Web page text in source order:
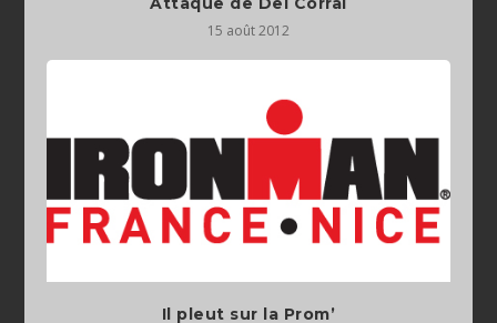
15 août 2012
Il pleut sur la Prom’